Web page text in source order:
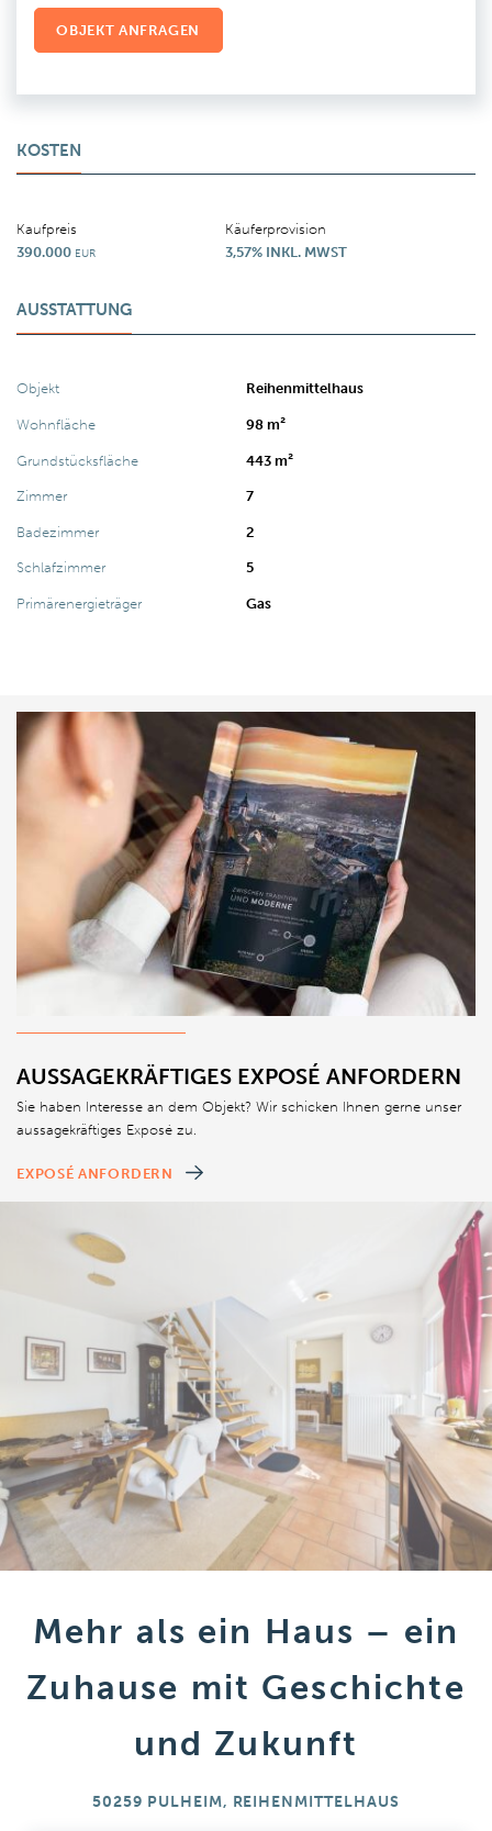
OBJEKT ANFRAGEN
KOSTEN
Kaufpreis
390.000 EUR
Käuferprovision
3,57% INKL. MWST
AUSSTATTUNG
Objekt Reihenmittelhaus
Wohnfläche 98 m²
Grundstücksfläche 443 m²
Zimmer 7
Badezimmer 2
Schlafzimmer 5
Primärenergieträger Gas
AUSSAGEKRÄFTIGES EXPOSÉ ANFORDERN
Sie haben Interesse an dem Objekt? Wir schicken Ihnen gerne unser
aussagekräftiges Exposé zu.
EXPOSÉ ANFORDERN
Mehr als ein Haus – ein
Zuhause mit Geschichte
und Zukunft
50259 PULHEIM, REIHENMITTELHAUS